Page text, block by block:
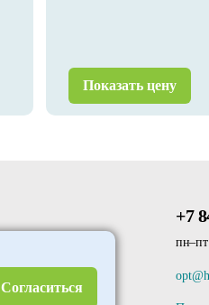
Показать цену
+7
Согласиться